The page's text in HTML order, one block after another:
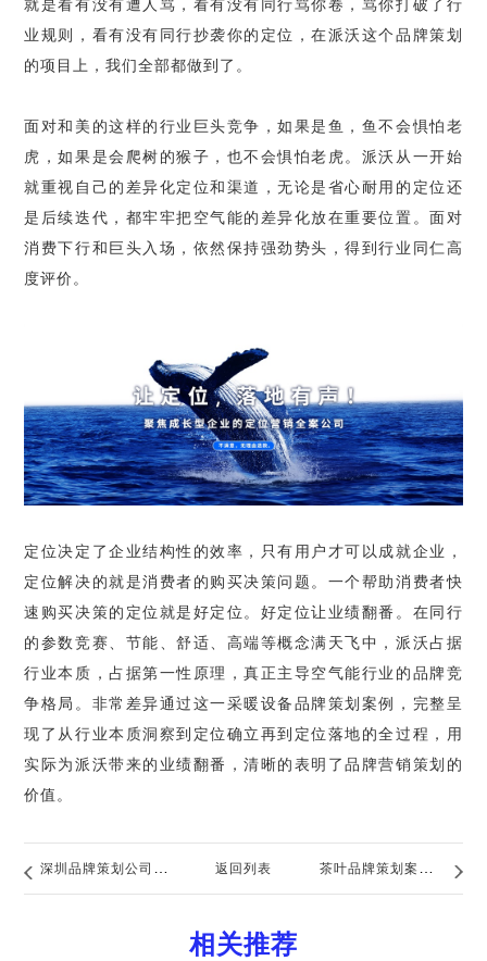
就是看有没有遭人骂，看有没有同行骂你卷，骂你打破了行
业规则，看有没有同行抄袭你的定位，在派沃这个品牌策划
的项目上，我们全部都做到了。
面对和美的这样的行业巨头竞争，如果是鱼，鱼不会惧怕老
虎，如果是会爬树的猴子，也不会惧怕老虎。派沃从一开始
就重视自己的差异化定位和渠道，无论是省心耐用的定位还
是后续迭代，都牢牢把空气能的差异化放在重要位置。面对
消费下行和巨头入场，依然保持强劲势头，得到行业同仁高
度评价。
定位决定了企业结构性的效率，只有用户才可以成就企业，
定位解决的就是消费者的购买决策问题。一个帮助消费者快
速购买决策的定位就是好定位。好定位让业绩翻番。在同行
的参数竞赛、节能、舒适、高端等概念满天飞中，派沃占据
行业本质，占据第一性原理，真正主导空气能行业的品牌竞
争格局。非常差异通过这一采暖设备品牌策划案例，完整呈
现了从行业本质洞察到定位确立再到定位落地的全过程，用
实际为派沃带来的业绩翻番，清晰的表明了品牌营销策划的
价值。
深圳品牌策划公司分 返回列表 茶叶品牌策划案例：
相关推荐